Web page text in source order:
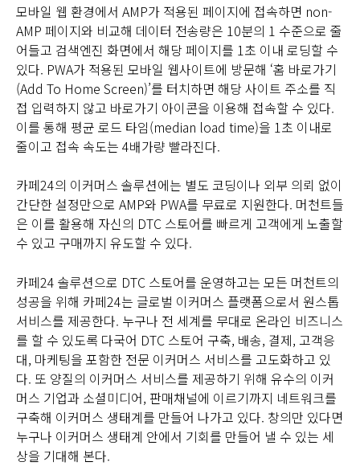
모바일 웹 환경에서 AMP가 적용된 페이지에 접속하면 non-
AMP 페이지와 비교해 데이터 전송량은 10분의 1 수준으로 줄
어들고 검색엔진 화면에서 해당 페이지를 1초 이내 로딩할 수
있다. PWA가 적용된 모바일 웹사이트에 방문해 ‘홈 바로가기
(Add To Home Screen)’를 터치하면 해당 사이트 주소를 직
접 입력하지 않고 바로가기 아이콘을 이용해 접속할 수 있다.
이를 통해 평균 로드 타임(median load time)을 1초 이내로
줄이고 접속 속도는 4배가량 빨라진다.
카페24의 이커머스 솔루션에는 별도 코딩이나 외부 의뢰 없이
간단한 설정만으로 AMP와 PWA를 무료로 지원한다. 머천트들
은 이를 활용해 자신의 DTC 스토어를 빠르게 고객에게 노출할
수 있고 구매까지 유도할 수 있다.
카페24 솔루션으로 DTC 스토어를 운영하고는 모든 머천트의
성공을 위해 카페24는 글로벌 이커머스 플랫폼으로서 원스톱
서비스를 제공한다. 누구나 전 세계를 무대로 온라인 비즈니스
를 할 수 있도록 다국어 DTC 스토어 구축, 배송, 결제, 고객응
대, 마케팅을 포함한 전문 이커머스 서비스를 고도화하고 있
다. 또 양질의 이커머스 서비스를 제공하기 위해 유수의 이커
머스 기업과 소셜미디어, 판매채널에 이르기까지 네트워크를
구축해 이커머스 생태계를 만들어 나가고 있다. 창의만 있다면
누구나 이커머스 생태계 안에서 기회를 만들어 낼 수 있는 세
상을 기대해 본다.